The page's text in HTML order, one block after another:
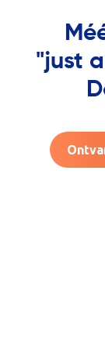
"just